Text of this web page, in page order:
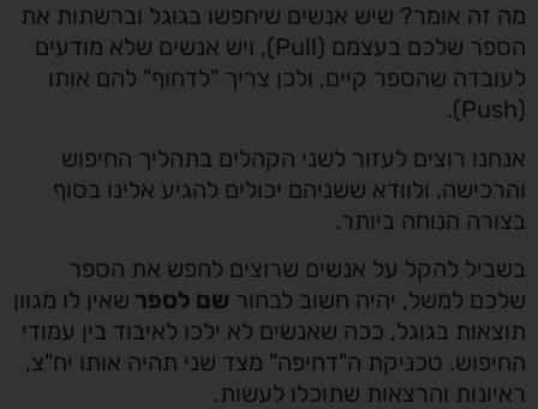
מה זה אומר? שיש אנשים שיחפשו בגוגל וברשתות את
הספר שלכם בעצמם (Pull), ויש אנשים שלא מודעים
לעובדה שהספר קיים, ולכן צריך "לדחוף" להם אותו
(Push).
אנחנו רוצים לעזור לשני הקהלים בתהליך החיפוש
והרכישה, ולוודא ששניהם יכולים להגיע אלינו בסוף
בצורה הנוחה ביותר.
בשביל להקל על אנשים שרוצים לחפש את הספר
שלכם למשל, יהיה חשוב לבחור שם לספר שאין לו מגוון
תוצאות בגוגל, ככה שאנשים לא ילכו לאיבוד בין עמודי
החיפוש. טכניקת ה"דחיפה" מצד שני תהיה אותו יח"צ,
ראיונות והרצאות שתוכלו לעשות.